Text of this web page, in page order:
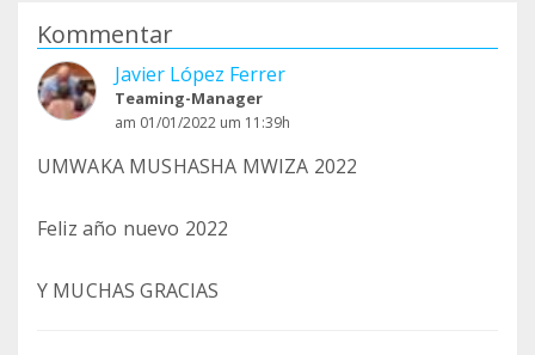
Kommentar
Javier López Ferrer
Teaming-Manager
am 01/01/2022 um 11:39h
UMWAKA MUSHASHA MWIZA 2022
Feliz año nuevo 2022
Y MUCHAS GRACIAS